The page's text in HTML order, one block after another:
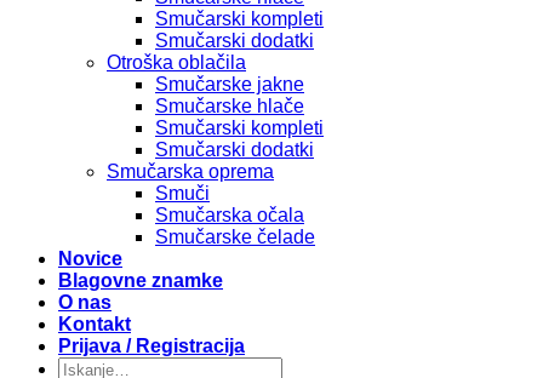
Smučarski kompleti
Smučarski dodatki
Otroška oblačila
Smučarske jakne
Smučarske hlače
Smučarski kompleti
Smučarski dodatki
Smučarska oprema
Smuči
Smučarska očala
Smučarske čelade
Novice
Blagovne znamke
O nas
Kontakt
Prijava / Registracija
Išči: